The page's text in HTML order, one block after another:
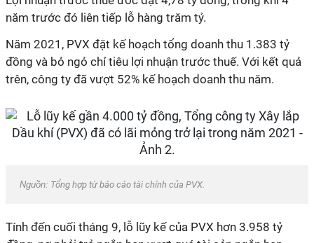
năm trước đó liên tiếp lỗ hàng trăm tỷ.
Năm 2021, PVX đặt kế hoạch tổng doanh thu 1.383 tỷ
đồng và bỏ ngỏ chỉ tiêu lợi nhuận trước thuế. Với kết quả
trên, công ty đã vượt 52% kế hoạch doanh thu năm.
Nguồn: Tổng hợp từ báo cáo tài chính của PVX.
Tính đến cuối tháng 9, lỗ lũy kế của PVX hơn 3.958 tỷ